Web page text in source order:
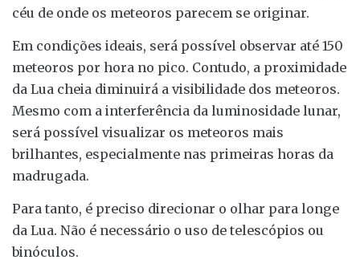
céu de onde os meteoros parecem se originar.
Em condições ideais, será possível observar até 150
meteoros por hora no pico. Contudo, a proximidade
da Lua cheia diminuirá a visibilidade dos meteoros.
Mesmo com a interferência da luminosidade lunar,
será possível visualizar os meteoros mais
brilhantes, especialmente nas primeiras horas da
madrugada.
Para tanto, é preciso direcionar o olhar para longe
da Lua. Não é necessário o uso de telescópios ou
binóculos.